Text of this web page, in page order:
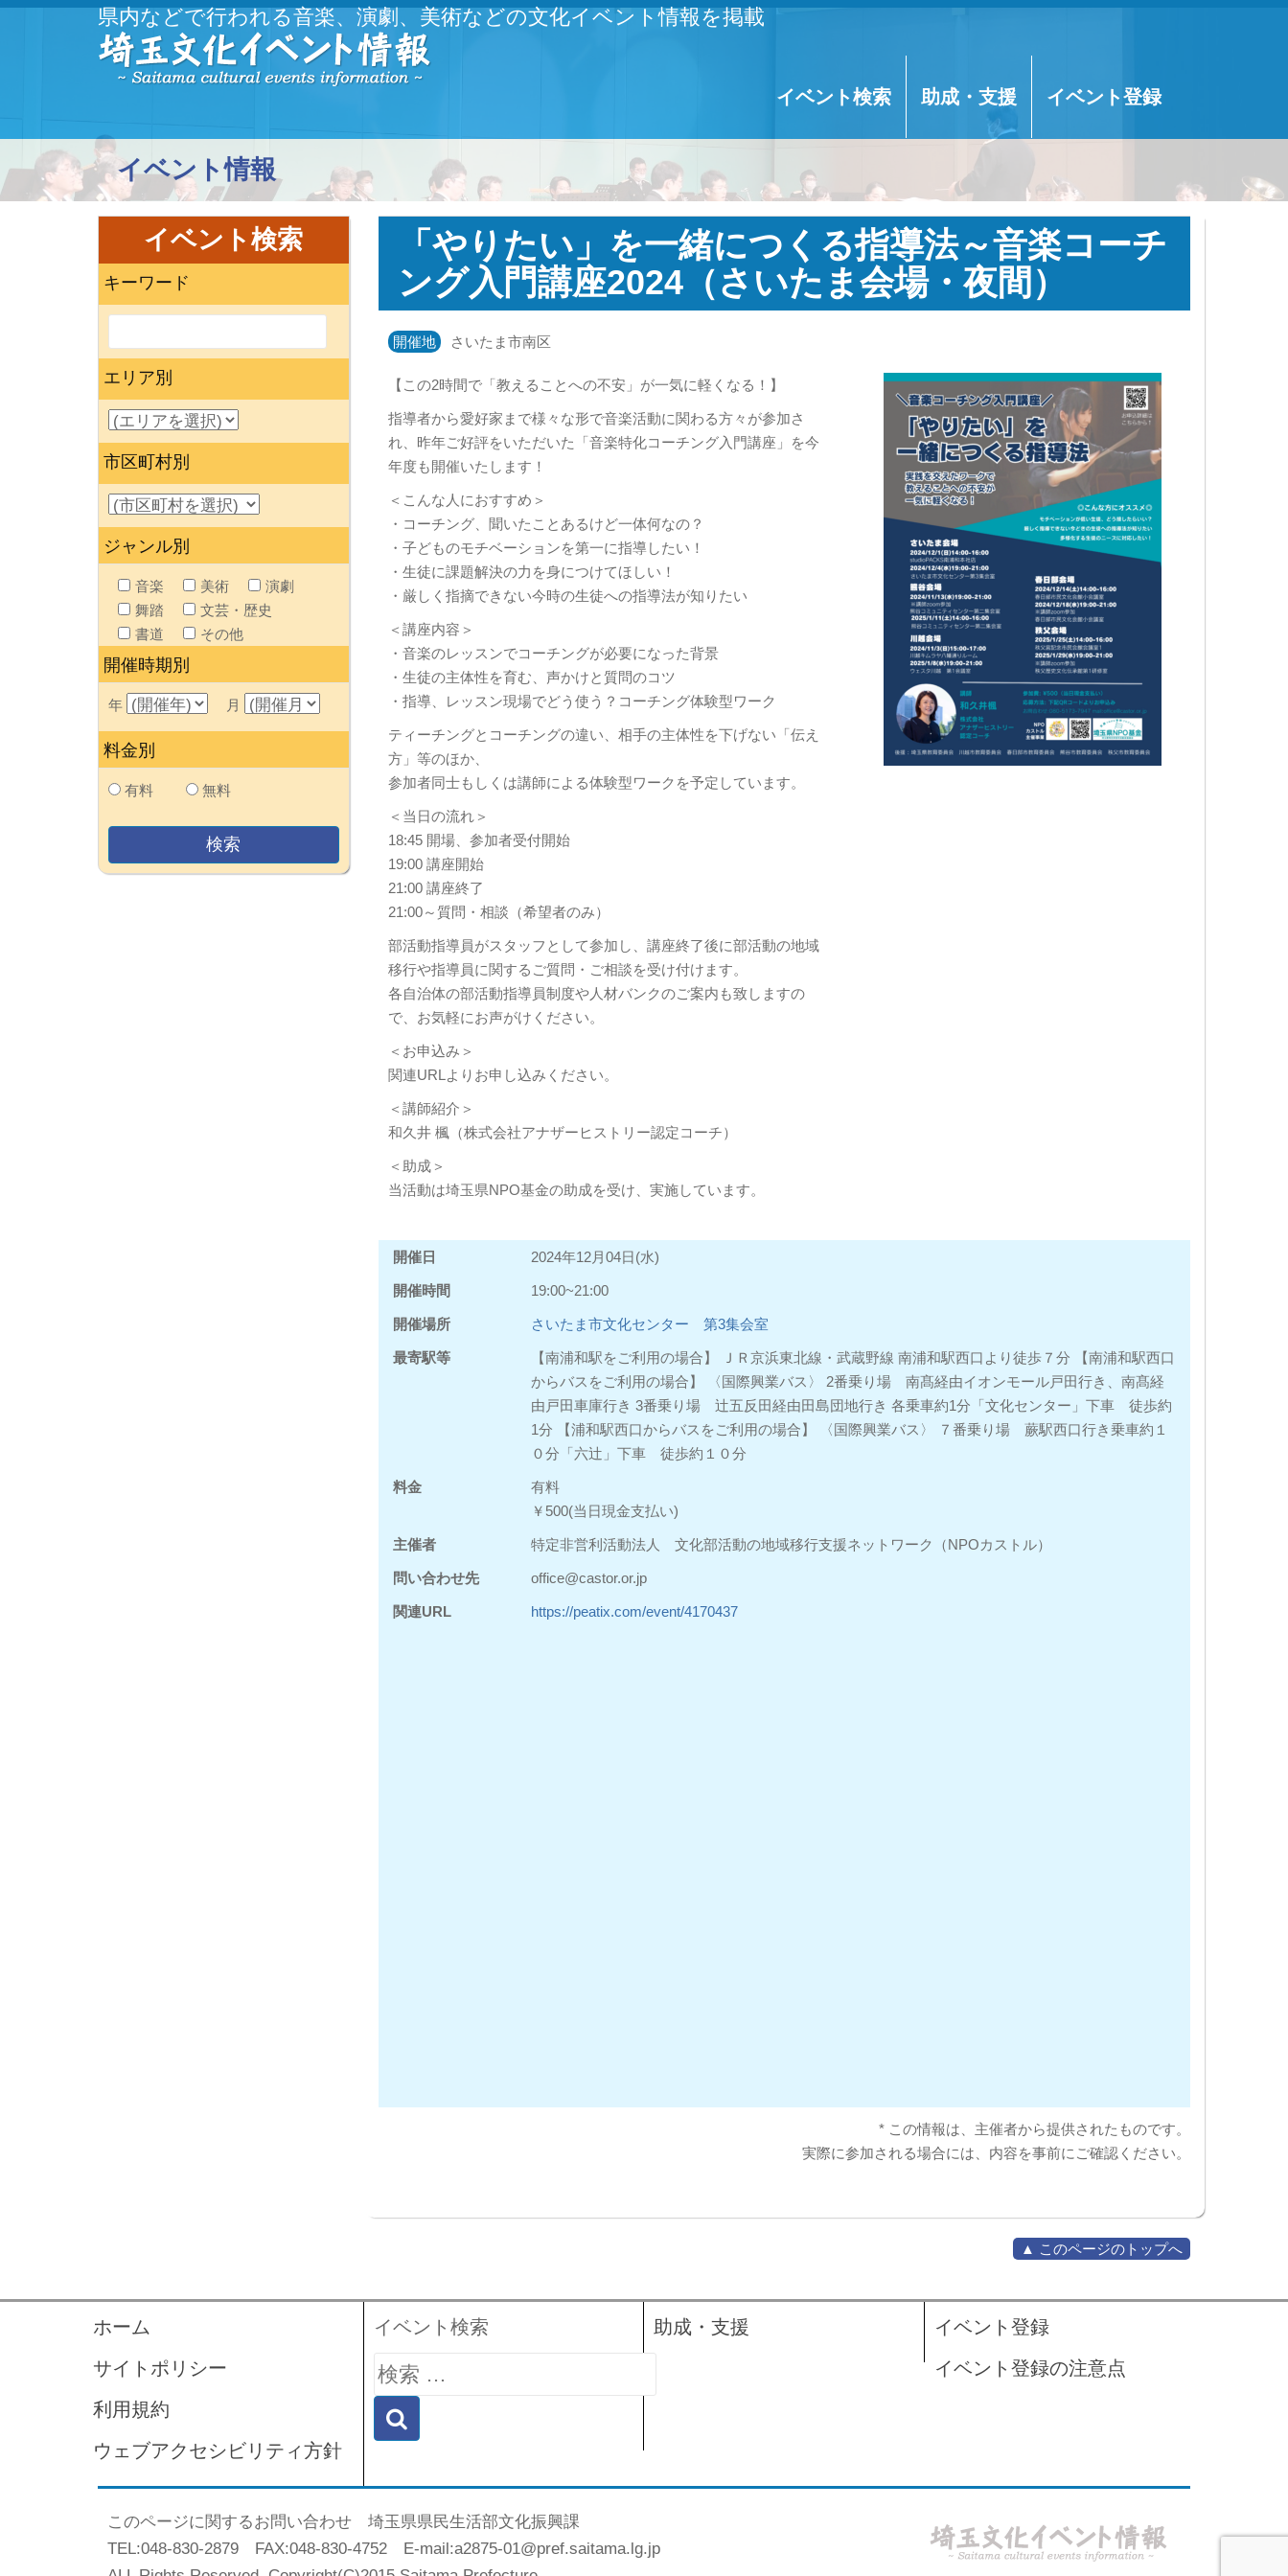
県内などで行われる音楽、演劇、美術などの文化イベント情報を掲載
イベント検索 助成・支援 イベント登録
イベント情報
「やりたい」を一緒につくる指導法～音楽コーチ
ング入門講座2024（さいたま会場・夜間）
開催地 さいたま市南区
【この2時間で「教えることへの不安」が一気に軽くなる！】
指導者から愛好家まで様々な形で音楽活動に関わる方々が参加さ
れ、昨年ご好評をいただいた「音楽特化コーチング入門講座」を今
年度も開催いたします！
＜こんな人におすすめ＞
・コーチング、聞いたことあるけど一体何なの？
・子どものモチベーションを第一に指導したい！
・生徒に課題解決の力を身につけてほしい！
・厳しく指摘できない今時の生徒への指導法が知りたい
＜講座内容＞
・音楽のレッスンでコーチングが必要になった背景
・生徒の主体性を育む、声かけと質問のコツ
・指導、レッスン現場でどう使う？コーチング体験型ワーク
ティーチングとコーチングの違い、相手の主体性を下げない「伝え
方」等のほか、
参加者同士もしくは講師による体験型ワークを予定しています。
＜当日の流れ＞
18:45 開場、参加者受付開始
19:00 講座開始
21:00 講座終了
21:00～質問・相談（希望者のみ）
部活動指導員がスタッフとして参加し、講座終了後に部活動の地域
移行や指導員に関するご質問・ご相談を受け付けます。
各自治体の部活動指導員制度や人材バンクのご案内も致しますの
で、お気軽にお声がけください。
＜お申込み＞
関連URLよりお申し込みください。
＜講師紹介＞
和久井 楓（株式会社アナザーヒストリー認定コーチ）
＜助成＞
当活動は埼玉県NPO基金の助成を受け、実施しています。
開催日 2024年12月04日(水)
開催時間 19:00~21:00
開催場所 さいたま市文化センター 第3集会室
最寄駅等
【南浦和駅をご利用の場合】 ＪＲ京浜東北線・武蔵野線 南浦和駅西口より徒歩７分 【南浦和駅西口
からバスをご利用の場合】 〈国際興業バス〉 2番乗り場 南髙経由イオンモール戸田行き、南髙経
由戸田車庫行き 3番乗り場 辻五反田経由田島団地行き 各乗車約1分「文化センター」下車 徒歩約
1分 【浦和駅西口からバスをご利用の場合】 〈国際興業バス〉 ７番乗り場 蕨駅西口行き乗車約１
０分「六辻」下車 徒歩約１０分
料金
有料
￥500(当日現金支払い)
主催者 特定非営利活動法人 文化部活動の地域移行支援ネットワーク（NPOカストル）
問い合わせ先 office@castor.or.jp
関連URL https://peatix.com/event/4170437
* この情報は、主催者から提供されたものです。
実際に参加される場合には、内容を事前にご確認ください。
イベント検索
キーワード
エリア別
市区町村別
ジャンル別
音楽 美術
演劇
舞踏
文芸・歴史
書道
その他
開催時期別
年 月
料金別
有料 無料
▲ このページのトップへ
ホーム
サイトポリシー
利用規約
ウェブアクセシビリティ方針
イベント検索
検
索:
助成・支援
イベント登録
イベント登録の注意点
このページに関するお問い合わせ 埼玉県県民生活部文化振興課
TEL:048-830-2879 FAX:048-830-4752 E-mail:a2875-01@pref.saitama.lg.jp